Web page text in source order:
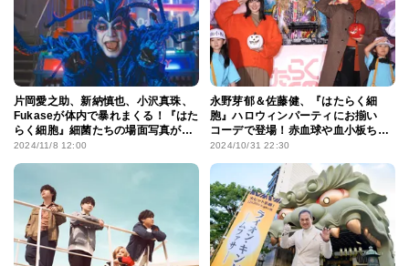
片岡愛之助、新納慎也、小沢真珠、
Fukaseが体内で暴れまくる！『はた
らく細胞』細菌たちの場面写真が公
開
2024/11/8 12:00
永野芽郁＆佐藤健、『はたらく細
胞』ハロウィンパーティにお揃い
コーデで登場！赤血球や血小板ちゃ
んの仮装を見つけて「かわいい」と
2024/10/31 22:30